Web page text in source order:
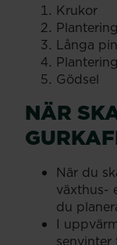
Krukor
Långa
Gödsel
NÄR
När du
växthus-
du
I
senvinter